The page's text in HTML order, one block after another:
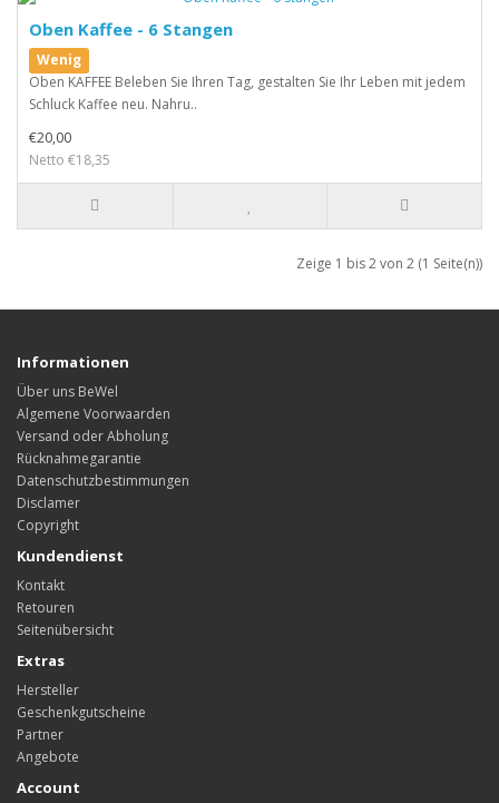
Oben Kaffee - 6 Stangen
Wenig
Oben KAFFEE Beleben Sie Ihren Tag, gestalten Sie Ihr Leben mit jedem
Schluck Kaffee neu. Nahru..
€20,00
Netto €18,35
Zeige 1 bis 2 von 2 (1 Seite(n))
Informationen
Über uns BeWel
Algemene Voorwaarden
Versand oder Abholung
Rücknahmegarantie
Datenschutzbestimmungen
Disclamer
Copyright
Kundendienst
Kontakt
Retouren
Seitenübersicht
Extras
Hersteller
Geschenkgutscheine
Partner
Angebote
Account